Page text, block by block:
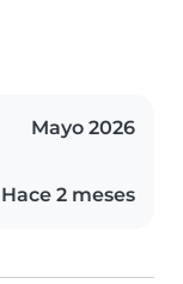
Mayo 2026
Hace 2 meses